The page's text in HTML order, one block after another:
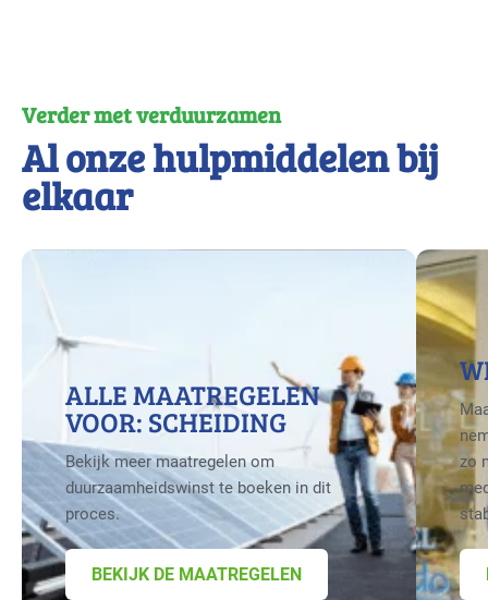
Verder met verduurzamen
Al onze hulpmiddelen bij
elkaar
ALLE MAATREGELEN
VOOR: SCHEIDING
Bekijk meer maatregelen om
duurzaamheidswinst te boeken in dit
proces.
BEKIJK DE MAATREGELEN
zo